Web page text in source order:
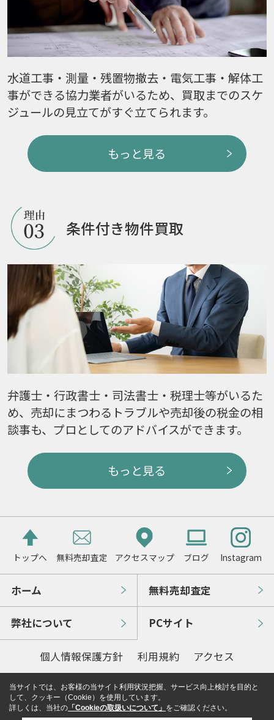
水道工事・測量・残置物撤去・電気工事・解体工
事ができる協力業者がいるため、買取までのスケ
ジュールの見立てがすぐ立てられます。
もっと見る
条件付き物件買取
弁護士・行政書士・司法書士・税理士等がいるた
め、売却にまつわるトラブルや売却後の税金の相
談事も、プロとしてのアドバイスができます。
もっと見る
トップへ 無料売却査定 アクセスマップ ブログ Instagram
ホーム 無料売却査定
弊社について PCサイト
個人情報保護方針 利用規約 アクセス
当サイトでは、お客様の当サイト利用状況把握、サービス向上検討を目的と
して、クッキー（Cookie）を使用しています。
詳しくは、当社の 「Cookieの取扱いについて」 をご確認ください。